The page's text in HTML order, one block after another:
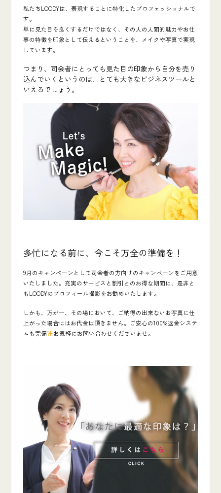
私たちLOODYは、 表現することに特化したプロフェッショナルで
す。
単に見た目を良くするだけではなく、
その人の人間的魅力やお仕
事の特徴を印象として伝える ということを、メイクや写真で実現
しています。
つまり、司会者にとっても見た目の印象から自分を売り
込んでいくというのは、
とても大きなビジネスツールと
いえるでしょう。
多忙になる前に、今こそ万全の準備を！
9月のキャンペーンとして司会者の方向けのキャンペーンをご用意
いたしました。充実のサービスと割引とのお得な期間に、是非と
もLOODYのプロフィール撮影をお勧めいたします。
しかも、万が一、その場において、ご納得の出来ないお写真に仕
上がった場合にはお代金は頂きません。ご安心の100%返金システ
ムも完備
お気軽にお問い合わせくださいませ。